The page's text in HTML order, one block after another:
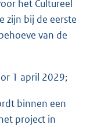
het Cultureel
zijn bij de eerste
van de
1 april 2029;
binnen een
project in